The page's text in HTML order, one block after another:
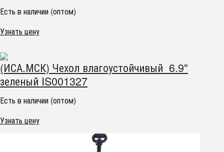
Есть в наличии (оптом)
Узнать цену
(ИСА.МСК) Чехол влагоустойчивый 6.9"
зеленый IS001327
Есть в наличии (оптом)
Узнать цену